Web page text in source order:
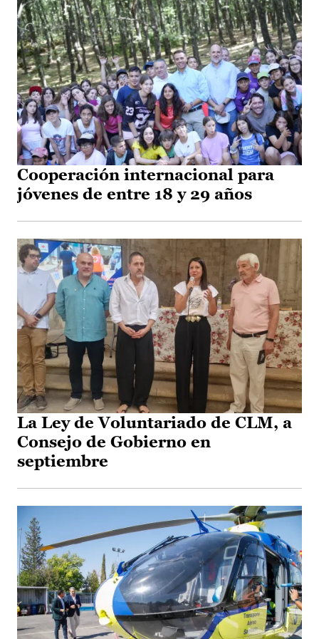
Cooperación internacional para
jóvenes de entre 18 y 29 años
La Ley de Voluntariado de CLM, a
Consejo de Gobierno en
septiembre